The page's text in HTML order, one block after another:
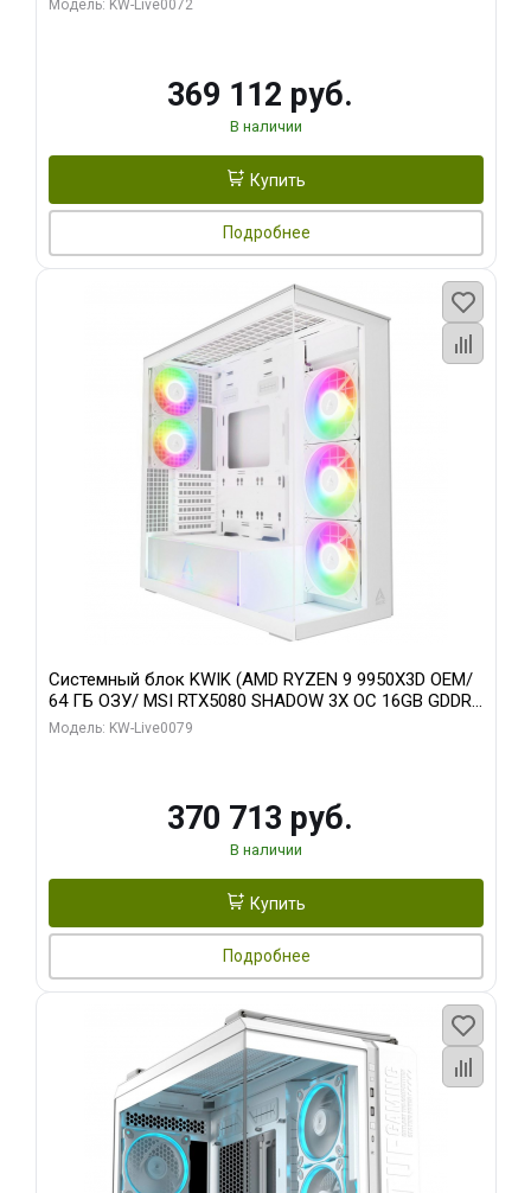
Модель: KW-Live0072
369 112 руб.
В наличии
Купить
Подробнее
Системный блок KWIK (AMD RYZEN 9 9950X3D OEM/
64 ГБ ОЗУ/ MSI RTX5080 SHADOW 3X OC 16GB GDDR7
256bit 3xDP HDMI/ 960 ГБ SSD)
Модель: KW-Live0079
370 713 руб.
В наличии
Купить
Подробнее